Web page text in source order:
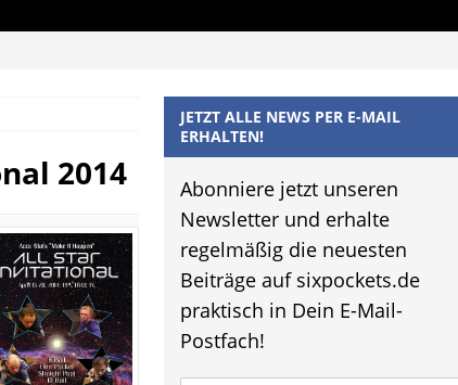
2014
JETZT ALLE NEWS PER E-MAIL
ERHALTEN!
Abonniere jetzt unseren
Newsletter und erhalte
regelmäßig die neuesten
Beiträge auf sixpockets.de
praktisch in Dein E-Mail-
Postfach!